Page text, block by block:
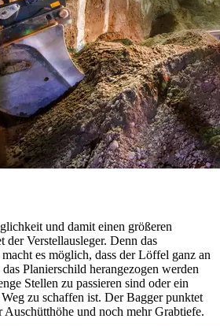
und damit einen größeren
der Verstellausleger. Denn das
es möglich, dass der Löffel ganz an
Planierschild herangezogen werden
Stellen zu passieren sind oder ein
zu schaffen ist. Der Bagger punktet
Auschütthöhe und noch mehr Grabtiefe.